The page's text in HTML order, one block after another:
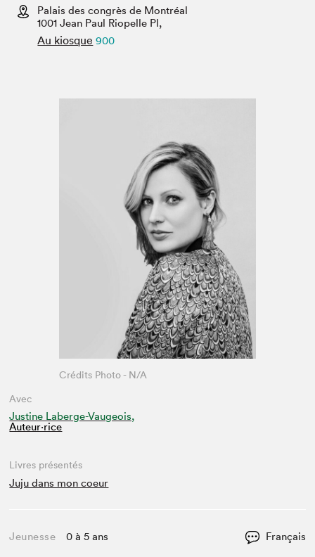
Espace enseignant·e·s
Espace pro
Palais des congrès de Montréal
1001 Jean Paul Riopelle Pl,
Au kiosque 900
Avec
Justine Laberge-Vaugeois,
Auteur·rice
Crédits Photo - N/A
Livres présentés
Juju dans mon coeur
Jeunesse 0 à 5 ans Français